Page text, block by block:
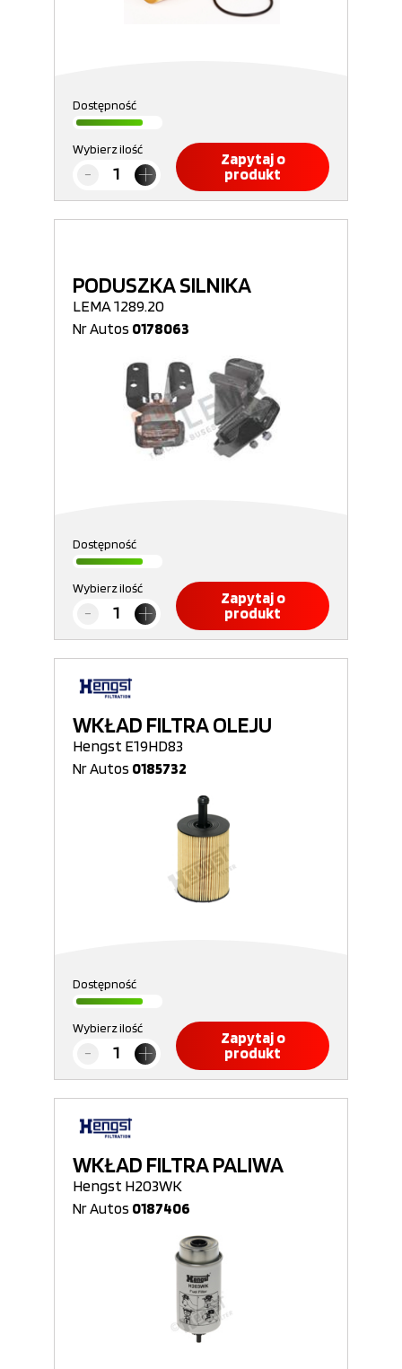
Dostępność
Wybierz ilość
Zapytaj o
produkt
PODUSZKA SILNIKA
LEMA 1289.20
Nr Autos 0178063
Dostępność
Wybierz ilość
Zapytaj o
produkt
WKŁAD FILTRA OLEJU
Hengst E19HD83
Nr Autos 0185732
Dostępność
Wybierz ilość
Zapytaj o
produkt
WKŁAD FILTRA PALIWA
Hengst H203WK
Nr Autos 0187406